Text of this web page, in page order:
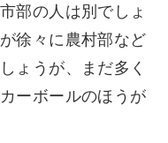
部の人は別でしょ
徐々に農村部など
ょうが、まだ多く
ーボールのほうが